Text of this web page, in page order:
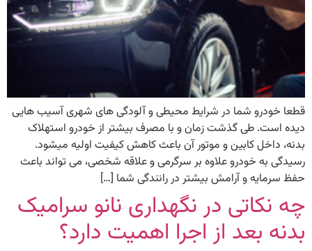
قطعا خودرو شما در شرایط محیطی و آلودگی های شهری آسیب هایی
دیده است. طی گذشت زمان و با مصرف بیشتر از خودرو استهلاک
بدنه، داخل کابین و موتور آن باعث کاهش کیفیت اولیه میشود.
رسیدگی به خودرو علاوه بر سرگرمی و علاقه شخصی، می تواند باعث
حفظ سرمایه و آرامش بیشتر در رانندگی شما […]
چه نکاتی در نگهداری نانو سرامیک
بدنه بعد از اجرا اهمیت دارد؟